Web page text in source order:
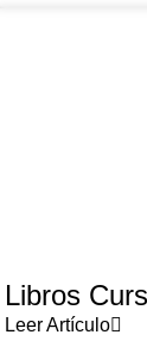
Libros
Leer Artículo